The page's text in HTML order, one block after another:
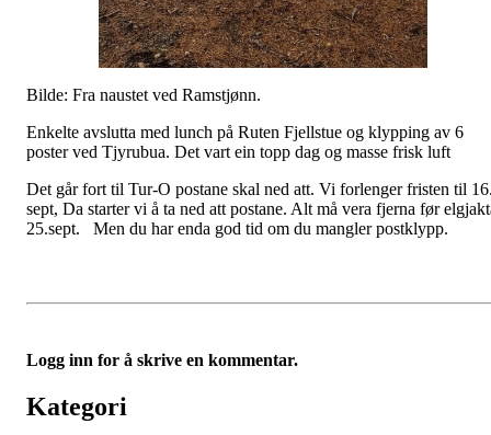
Bilde: Fra naustet ved Ramstjønn.
Enkelte avslutta med lunch på Ruten Fjellstue og klypping av 6
poster ved Tjyrubua. Det vart ein topp dag og masse frisk luft
Det går fort til Tur-O postane skal ned att. Vi forlenger fristen til
sept, Da starter vi å ta ned att postane. Alt må vera fjerna før
25.sept. Men du har enda god tid om du mangler postklypp.
Logg inn for å skrive en kommentar.
Kategori